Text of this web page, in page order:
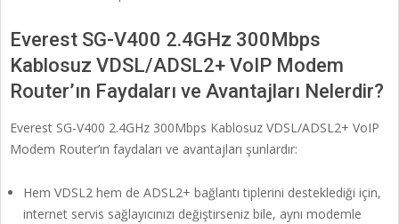
Everest SG-V400 2.4GHz 300Mbps
Kablosuz VDSL/ADSL2+ VoIP Modem
Router’ın Faydaları ve Avantajları Nelerdir?
Everest SG-V400 2.4GHz 300Mbps Kablosuz VDSL/ADSL2+ VoIP
Modem Router’ın faydaları ve avantajları şunlardır:
Hem VDSL2 hem de ADSL2+ bağlantı tiplerini desteklediği için,
internet servis sağlayıcınızı değiştirseniz bile, aynı modemle